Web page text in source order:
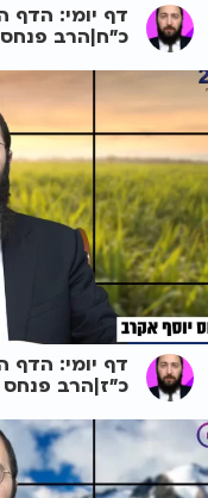
דף יומי: הדף
כ"ח|הרב
דף יומי: הדף
כ"ז|הרב פנחס